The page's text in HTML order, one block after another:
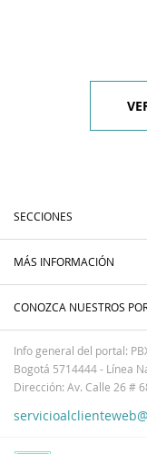
SECCIONES
MÁS INFORMACIÓN
CONOZCA NUESTROS
Info general del portal:
Bogotá 5714444 - Línea
Dirección: Av. Calle 26 #